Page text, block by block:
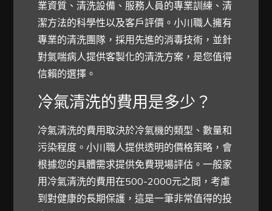
業資質、清洗設備、服務人員的專業訓練、清
潔方法的科學性以及客戶評價。小川職人擁有
專業的清洗團隊，採用先進的消毒技術，並針
對氣喘病人提供客製化的清洗方案，是您值得
信賴的選擇。
冷氣清洗的費用是多少？
冷氣清洗的費用取決於冷氣機的類型、數量和
污染程度。小川職人提供透明的價格策略，會
根據您的具體需求提供免費現場評估。一般家
用冷氣清洗的費用在500-2000元之間，考慮
到對健康的長期保護，這是一筆非常值得的投